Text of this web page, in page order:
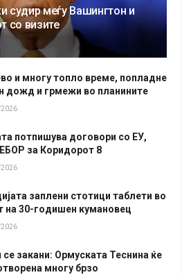
судир меѓу Вашингтон и
со визите
и многу топло време, попладне
дожд и грмежи во планините
потпишува договори со ЕУ,
за Коридорот 8
заплени стотици таблети во
на 30-годишен кумановец
се закани: Ормуската Теснина ќе
многу брзо